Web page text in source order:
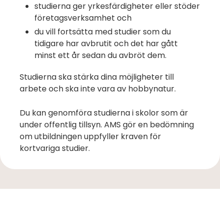
studierna ger yrkesfärdigheter eller stöder
företagsverksamhet och
du vill fortsätta med studier som du
tidigare har avbrutit och det har gått
minst ett år sedan du avbröt dem.
Studierna ska stärka dina möjligheter till
arbete och ska inte vara av hobbynatur.
Du kan genomföra studierna i skolor som är
under offentlig tillsyn. AMS gör en bedömning
om utbildningen uppfyller kraven för
kortvariga studier.